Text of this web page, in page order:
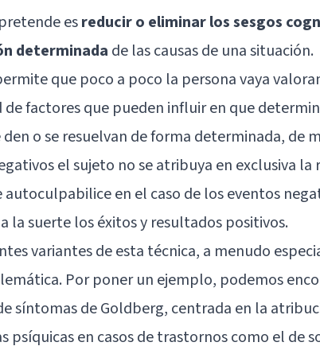
esreducir o eliminar los sesgos
determinada de las causas de una situación.
que poco a poco la persona vaya
factores que pueden influir en que
o se resuelvan de forma determinada, de
el sujeto no se atribuya en exclusiva
autoculpabilice en el caso de los eventos
la suerte los éxitos y resultados positivos.
variantes de esta técnica, a menudo
Por poner un ejemplo, podemos
síntomas de Goldberg, centrada en la
psíquicas en casos de trastornos como el de